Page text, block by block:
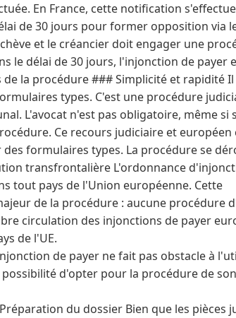
En France, cette notification
de 30 jours pour former opposition via
et le créancier doit engager une
le délai de 30 jours, l'injonction de payer
la procédure ### Simplicité et rapidité
types. C'est une procédure
L'avocat n'est pas obligatoire, même si
Ce recours judiciaire et européen
formulaires types. La procédure se
transfrontalière L'ordonnance
tout pays de l'Union européenne. Cette
de la procédure : aucune procédure
circulation des injonctions de payer
de l'UE.
de payer ne fait pas obstacle à
d'opter pour la procédure de
du dossier Bien que les pièces